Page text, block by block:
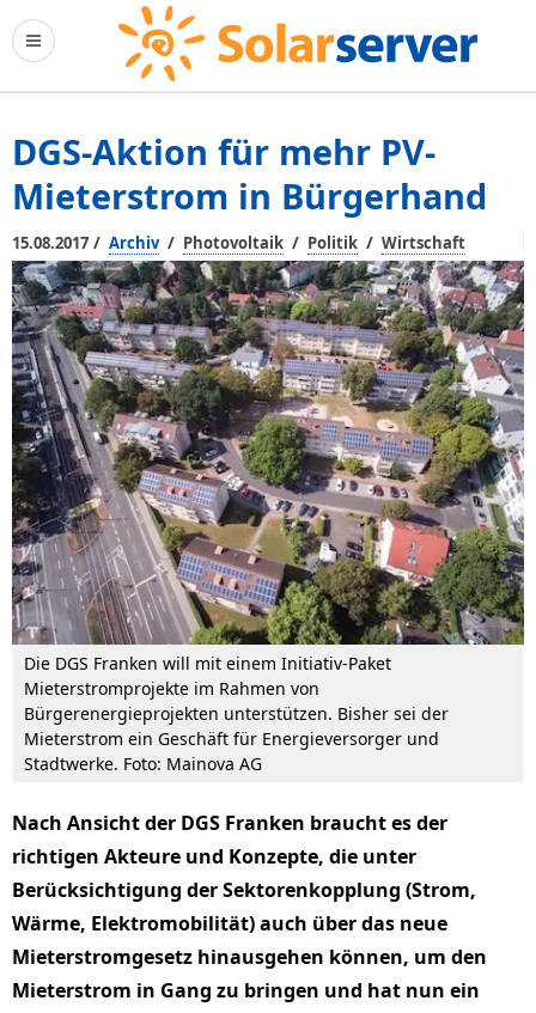
DGS-Aktion für mehr PV-
Mieterstrom in Bürgerhand
15.08.2017 / Archiv / Photovoltaik / Politik / Wirtschaft
Die DGS Franken will mit einem Initiativ-Paket
Mieterstromprojekte im Rahmen von
Bürgerenergieprojekten unterstützen. Bisher sei der
Mieterstrom ein Geschäft für Energieversorger und
Stadtwerke. Foto: Mainova AG
Nach Ansicht der DGS Franken braucht es der
richtigen Akteure und Konzepte, die unter
Berücksichtigung der Sektorenkopplung (Strom,
Wärme, Elektromobilität) auch über das neue
Mieterstromgesetz hinausgehen können, um den
Mieterstrom in Gang zu bringen und hat nun ein